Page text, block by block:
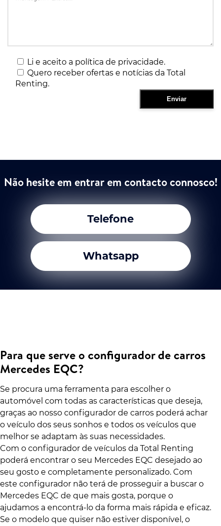
Li e aceito a política de privacidade.
Quero receber ofertas e notícias da Total
Renting.
Não hesite em entrar em contacto connosco!
Telefone
Whatsapp
Para que serve o configurador de carros
Mercedes EQC?
Se procura uma ferramenta para escolher o
automóvel com todas as características que deseja,
graças ao nosso configurador de carros poderá achar
o veículo dos seus sonhos e todos os veículos que
melhor se adaptam às suas necessidades.
Com o configurador de veículos da Total Renting
poderá encontrar o seu Mercedes EQC desejado ao
seu gosto e completamente personalizado. Com
este configurador não terá de prosseguir a buscar o
Mercedes EQC de que mais gosta, porque o
ajudamos a encontrá-lo da forma mais rápida e eficaz.
Se o modelo que quiser não estiver disponível, o